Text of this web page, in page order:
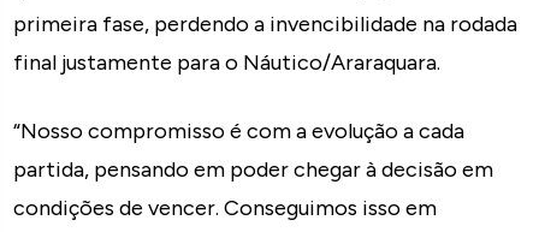
primeira fase, perdendo a invencibilidade na rodada
final justamente para o Náutico/Araraquara.
“Nosso compromisso é com a evolução a cada
partida, pensando em poder chegar à decisão em
condições de vencer. Conseguimos isso em